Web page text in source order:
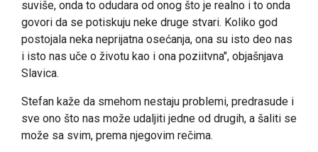
suviše, onda to odudara od onog što je realno i to onda
govori da se potiskuju neke druge stvari. Koliko god
postojala neka neprijatna osećanja, ona su isto deo nas
i isto nas uče o životu kao i ona poziitvna", objašnjava
Slavica.
Stefan kaže da smehom nestaju problemi, predrasude i
sve ono što nas može udaljiti jedne od drugih, a šaliti se
može sa svim, prema njegovim rečima.